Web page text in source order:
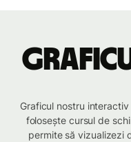
Graficul
Graficul nostru
folosește cursul de
permite să vizualizezi